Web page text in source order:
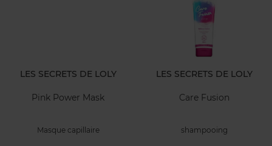
LES SECRETS DE LOLY
Pink Power Mask
Masque capillaire
LES SECRETS DE LOLY
Care Fusion
shampooing